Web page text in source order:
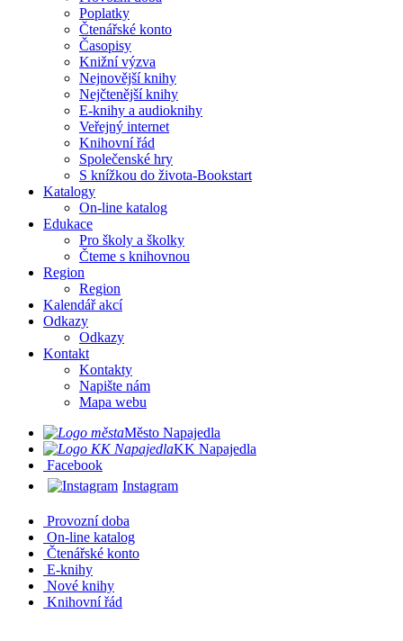
Poplatky
Čtenářské konto
Časopisy
Knižní výzva
Nejnovější knihy
Nejčtenější knihy
E-knihy a audioknihy
Veřejný internet
Knihovní řád
Společenské hry
S knížkou do života-Bookstart
Katalogy
On-line katalog
Edukace
Pro školy a školky
Čteme s knihovnou
Region
Region
Kalendář akcí
Odkazy
Odkazy
Kontakt
Kontakty
Napište nám
Mapa webu
Město Napajedla
KK Napajedla
Facebook
Instagram
Provozní doba
On-line katalog
Čtenářské konto
E-knihy
Nové knihy
Knihovní řád